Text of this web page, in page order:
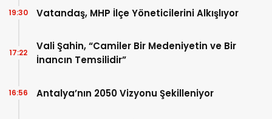
Vatandaş, MHP İlçe Yöneticilerini Alkışlıyor
19:30
Vali Şahin, “Camiler Bir Medeniyetin ve Bir
İnancın Temsilidir”
17:22
Antalya’nın 2050 Vizyonu Şekilleniyor
16:56